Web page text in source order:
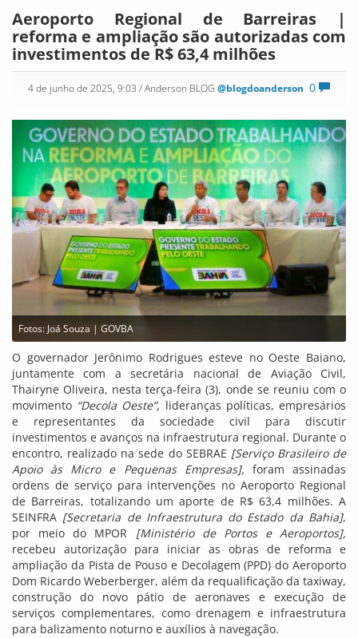
Aeroporto Regional de Barreiras |
reforma e ampliação são autorizadas com
investimentos de R$ 63,4 milhões
0
4 de junho de 2025, 9:03 / Anderson BLOG @blogdoanderson
Fotos: Joá Souza | GOVBA
O governador Jerônimo Rodrigues esteve no Oeste Baiano,
juntamente com a secretária nacional de Aviação Civil,
Thairyne Oliveira, nesta terça-feira (3), onde se reuniu com o
movimento “Decola Oeste”, lideranças políticas, empresários
e representantes da sociedade civil para discutir
investimentos e avanços na infraestrutura regional. Durante o
encontro, realizado na sede do SEBRAE [Serviço Brasileiro de
Apoio às Micro e Pequenas Empresas], foram assinadas
ordens de serviço para intervenções no Aeroporto Regional
de Barreiras, totalizando um aporte de R$ 63,4 milhões. A
SEINFRA [Secretaria de Infraestrutura do Estado da Bahia],
por meio do MPOR [Ministério de Portos e Aeroportos],
recebeu autorização para iniciar as obras de reforma e
ampliação da Pista de Pouso e Decolagem (PPD) do Aeroporto
Dom Ricardo Weberberger, além da requalificação da taxiway,
construção do novo pátio de aeronaves e execução de
serviços complementares, como drenagem e infraestrutura
para balizamento noturno e auxílios à navegação.